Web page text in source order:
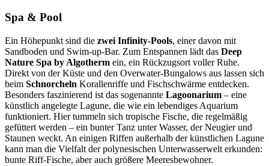
Spa & Pool
Ein Höhepunkt sind die zwei Infinity-Pools, einer davon mit
Sandboden und Swim-up-Bar. Zum Entspannen lädt das Deep
Nature Spa by Algotherm ein, ein Rückzugsort voller Ruhe.
Direkt von der Küste und den Overwater-Bungalows aus lassen sich
beim Schnorcheln Korallenriffe und Fischschwärme entdecken.
Besonders faszinierend ist das sogenannte Lagoonarium – eine
künstlich angelegte Lagune, die wie ein lebendiges Aquarium
funktioniert. Hier tummeln sich tropische Fische, die regelmäßig
gefüttert werden – ein bunter Tanz unter Wasser, der Neugier und
Staunen weckt. An einigen Riffen außerhalb der künstlichen Lagune
kann man die Vielfalt der polynesischen Unterwasserwelt erkunden:
bunte Riff-Fische, aber auch größere Meeresbewohner.